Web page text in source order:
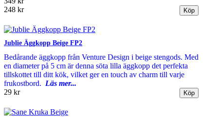
248 kr
Jublie Äggkopp Beige FP2
Bedårande äggkopp från Venture Design i beige stengods. Med
en diameter på 5 cm är denna söta lilla äggkopp det perfekta
tillskottet till ditt kök, vilket ger en touch av charm till varje
frukostbord. Läs mer...
29 kr